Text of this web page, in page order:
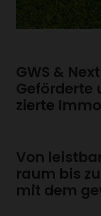
GWS &
zierte
Von
raum bis
mit dem